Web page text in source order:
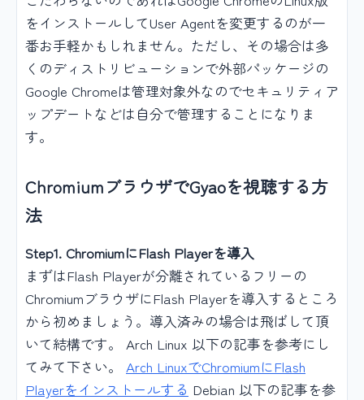
をインストールしてUser Agentを変更するのが一
番お手軽かもしれません。ただし、その場合は多
くのディストリビューションで外部パッケージの
Google Chromeは管理対象外なのでセキュリティア
ップデートなどは自分で管理することになりま
す。
ChromiumブラウザでGyaoを視聴する方
法
Step1. ChromiumにFlash Playerを導入
まずはFlash Playerが分離されているフリーの
ChromiumブラウザにFlash Playerを導入するところ
から初めましょう。導入済みの場合は飛ばして頂
いて結構です。 Arch Linux 以下の記事を参考にし
てみて下さい。 Arch LinuxでChromiumにFlash
Playerをインストールする Debian 以下の記事を参